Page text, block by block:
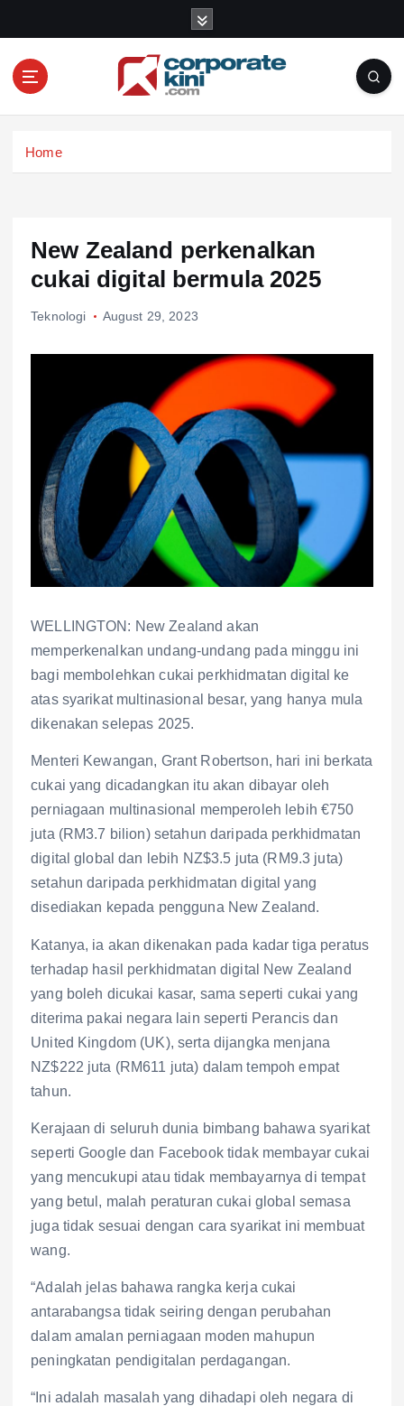
o
Home
New Zealand perkenalkan
cukai digital bermula 2025
Teknologi August 29, 2023
WELLINGTON: New Zealand akan
memperkenalkan undang-undang pada minggu ini
bagi membolehkan cukai perkhidmatan digital ke
atas syarikat multinasional besar, yang hanya mula
dikenakan selepas 2025.
Menteri Kewangan, Grant Robertson, hari ini berkata
cukai yang dicadangkan itu akan dibayar oleh
perniagaan multinasional memperoleh lebih €750
juta (RM3.7 bilion) setahun daripada perkhidmatan
digital global dan lebih NZ$3.5 juta (RM9.3 juta)
setahun daripada perkhidmatan digital yang
disediakan kepada pengguna New Zealand.
Katanya, ia akan dikenakan pada kadar tiga peratus
terhadap hasil perkhidmatan digital New Zealand
yang boleh dicukai kasar, sama seperti cukai yang
diterima pakai negara lain seperti Perancis dan
United Kingdom (UK), serta dijangka menjana
NZ$222 juta (RM611 juta) dalam tempoh empat
tahun.
Kerajaan di seluruh dunia bimbang bahawa syarikat
seperti Google dan Facebook tidak membayar cukai
yang mencukupi atau tidak membayarnya di tempat
yang betul, malah peraturan cukai global semasa
juga tidak sesuai dengan cara syarikat ini membuat
wang.
“Adalah jelas bahawa rangka kerja cukai
antarabangsa tidak seiring dengan perubahan
dalam amalan perniagaan moden mahupun
peningkatan pendigitalan perdagangan.
“Ini adalah masalah yang dihadapi oleh negara di